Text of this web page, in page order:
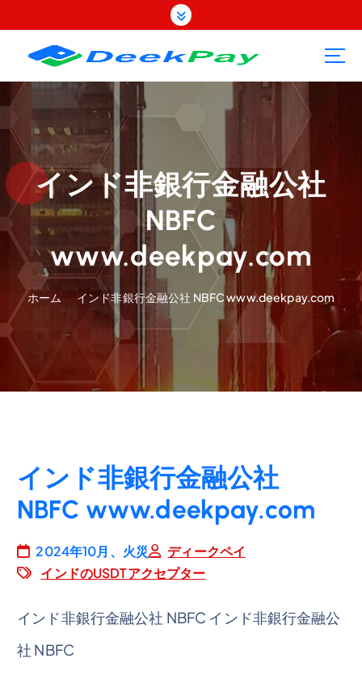
ン
ツ
プ
インド非銀行金融公社
NBFC
www.deekpay.com
ホーム インド非銀行金融公社 NBFC www.deekpay.com
インド非銀行金融公社
NBFC www.deekpay.com
2024年10月、火災
ディークペイ
インドのUSDTアクセプター
インド非銀行金融公社 NBFC インド非銀行金融公
社 NBFC